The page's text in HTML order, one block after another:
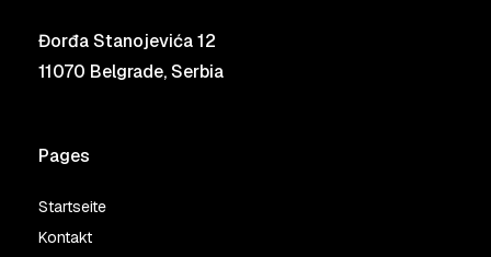
Đorđa Stanojevića 12
11070 Belgrade, Serbia
Pages
Startseite
Kontakt